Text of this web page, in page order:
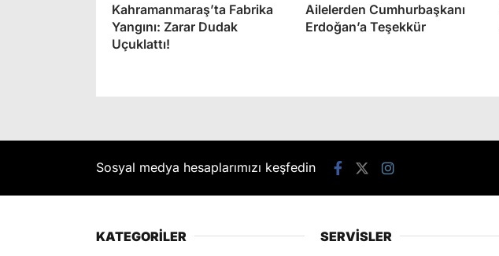
Kahramanmaraş’ta Fabrika
Yangını: Zarar Dudak
Uçuklattı!
Ailelerden Cumhurbaşkanı
Erdoğan’a Teşekkür
Sosyal medya hesaplarımızı keşfedin
KATEGORİLER SERVİSLER